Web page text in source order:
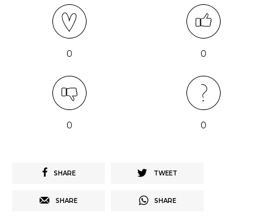
0 0
0 0
SHARE TWEET
SHARE SHARE